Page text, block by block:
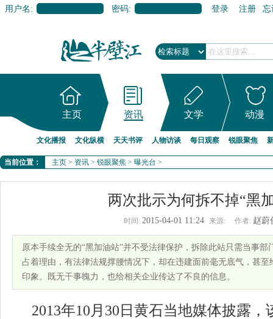
用户名: 密码: 登录 注册 忘
主页 资讯 文学 动漫
文化播报 文化纵横 天天书评 人物访谈 每日观察 锐眼聚焦
当前位置： 主页 > 资讯 > 锐眼聚焦 > 曝光台 >
两次批示为何拆不掉“黑
时间: 2015-04-01 11:24 来源: 作者: 赵
原本手续全无的“黑加油站”并不受法律保护，拆除此站只需当事
占着理由，有法律法规撑腰情况下，却在违建面前毫无底气，甚
印象。既无干事魄力，也给相关企业传达了不良的信息。
2013年10月30日黄石当地媒体披露